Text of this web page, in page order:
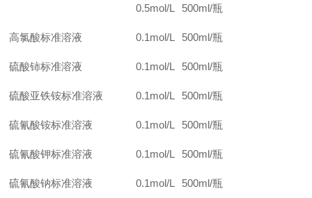
0.5mol/L 500ml/瓶
高氯酸标准溶液 0.1mol/L 500ml/瓶
硫酸铈标准溶液 0.1mol/L 500ml/瓶
硫酸亚铁铵标准溶液 0.1mol/L 500ml/瓶
硫氰酸铵标准溶液 0.1mol/L 500ml/瓶
硫氰酸钾标准溶液 0.1mol/L 500ml/瓶
硫氰酸钠标准溶液 0.1mol/L 500ml/瓶